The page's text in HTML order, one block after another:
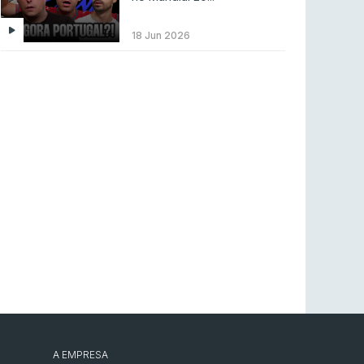
MOUZ surpreende Spirit para vencer BLAST
Bounty
18 Jun 2026
A EMPRESA